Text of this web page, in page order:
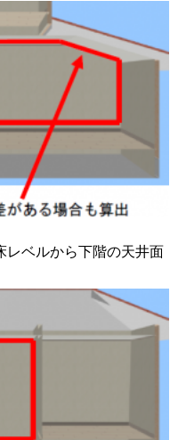
レベルから下階の天井面